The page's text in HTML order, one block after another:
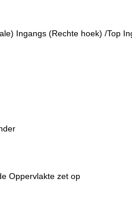
Ingangs (Rechte hoek) /Top
Oppervlakte zet op